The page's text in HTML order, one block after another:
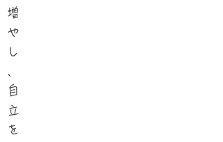
増
や
し
、
自
立
を